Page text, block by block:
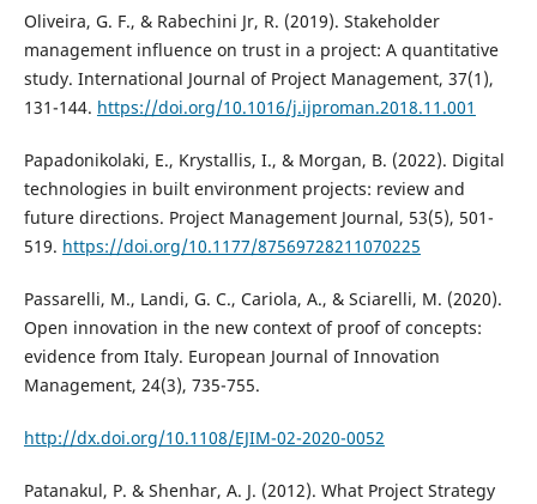
Oliveira, G. F., & Rabechini Jr, R. (2019). Stakeholder
management influence on trust in a project: A quantitative
study. International Journal of Project Management, 37(1),
131-144. https://doi.org/10.1016/j.ijproman.2018.11.001
Papadonikolaki, E., Krystallis, I., & Morgan, B. (2022). Digital
technologies in built environment projects: review and
future directions. Project Management Journal, 53(5), 501-
519. https://doi.org/10.1177/87569728211070225
Passarelli, M., Landi, G. C., Cariola, A., & Sciarelli, M. (2020).
Open innovation in the new context of proof of concepts:
evidence from Italy. European Journal of Innovation
Management, 24(3), 735-755.
http://dx.doi.org/10.1108/EJIM-02-2020-0052
Patanakul, P. & Shenhar, A. J. (2012). What Project Strategy